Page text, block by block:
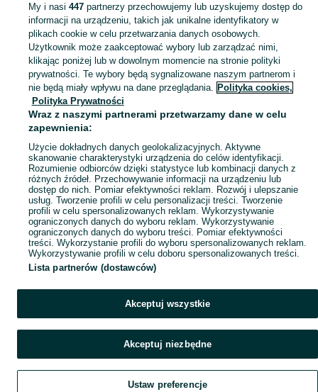
KATEGORIA
Skorzystaj z największego serwisu ogłoszeniowego - Milejów i okolice! Kupuj to, czego pragniesz i sprzedawaj to, czego już nie potrzebujesz! Zobacz
Mapa kategorii
Mapa miejscowości
Mapa ministron
My i nasi 447partnerzy przechowujemy lub uzyskujemy dostęp do
informacji na urządzeniu, takich jak unikalne identyfikatory w
plikach cookie w celu przetwarzania danych osobowych.
Użytkownik może zaakceptować wybory lub zarządzać nimi,
klikając poniżej lub w dowolnym momencie na stronie polityki
prywatności. Te wybory będą sygnalizowane naszym partnerom i
nie będą miały wpływu na dane przeglądania. Polityka cookies,
Polityka Prywatności
Wraz z naszymi partnerami przetwarzamy dane w celu
zapewnienia:
Użycie dokładnych danych geolokalizacyjnych. Aktywne
skanowanie charakterystyki urządzenia do celów identyfikacji.
Rozumienie odbiorców dzięki statystyce lub kombinacji danych z
różnych źródeł. Przechowywanie informacji na urządzeniu lub
dostęp do nich. Pomiar efektywności reklam. Rozwój i ulepszanie
usług. Tworzenie profili w celu personalizacji treści. Tworzenie
profili w celu spersonalizowanych reklam. Wykorzystywanie
ograniczonych danych do wyboru reklam. Wykorzystywanie
ograniczonych danych do wyboru treści. Pomiar efektywności
treści. Wykorzystanie profili do wyboru spersonalizowanych reklam.
Wykorzystywanie profili w celu doboru spersonalizowanych treści.
Lista partnerów (dostawców)
Akceptuj wszystkie
Akceptuj niezbędne
Ustaw preferencje